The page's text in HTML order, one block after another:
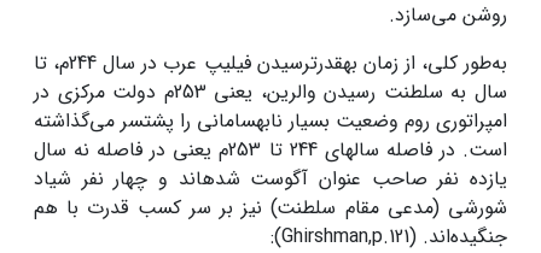
روشن می‌سازد.
به‌طور کلی، از زمان به­قدرت­رسیدن فیلیپ عرب در سال 244­م، تا
سال به سلطنت رسیدن والرین، یعنی 253­م دولت مرکزی در
امپراتوری روم وضعیت بسیار نابه­سامانی را پشت­سر می‌گذاشته
است. در فاصله سال­های 244 تا 253­م یعنی در فاصله نه سال
یازده نفر صاحب عنوان آگوست شده­اند و چهار نفر شیاد
شورشی (مدعی مقام سلطنت) نیز بر سر کسب قدرت با هم
جنگیده‌اند. (Ghirshman,p.121):